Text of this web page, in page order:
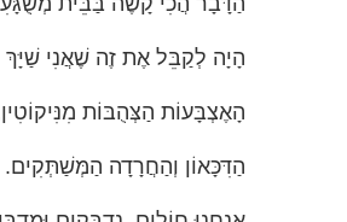
הָיָה לְקַבֵּל אֶת זֶה שֶׁאֲנִי
הָאֶצְבָּעוֹת הַצְּהֻבּוֹת
הַדִּכָּאוֹן וְהַחֲרָדָה הַמְּשַׁתְּקִים.